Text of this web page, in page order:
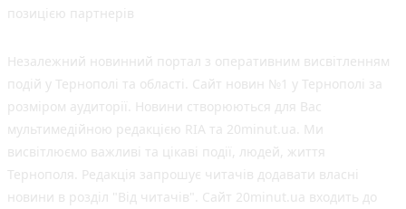
позицією партнерів
Незалежний новинний портал з оперативним висвітленням
подій у Тернополі та області. Сайт новин №1 у Тернополі за
розміром аудиторії. Новини створюються для Вас
мультимедійною редакцією RIA та 20minut.ua. Ми
висвітлюємо важливі та цікаві події, людей, життя
Тернополя. Редакція запрошує читачів додавати власні
новини в розділ "Від читачів". Сайт 20minut.ua входить до